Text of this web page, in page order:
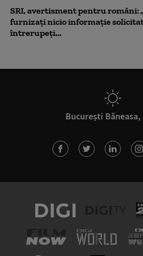
SRI, avertisment pentru români:
furnizați nicio informație
întrerupeți...
București Băneasa,